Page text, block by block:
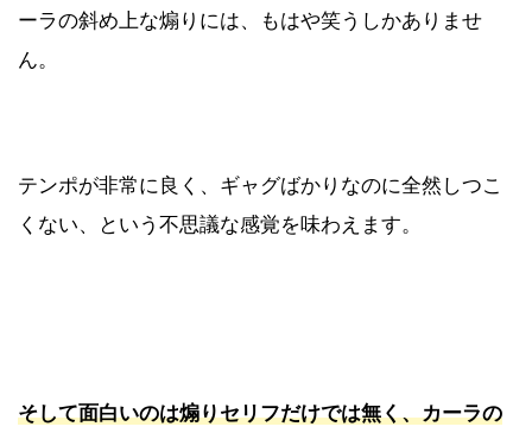
ーラの斜め上な煽りには、もはや笑うしかありませ
ん。
テンポが非常に良く、ギャグばかりなのに全然しつこ
くない、という不思議な感覚を味わえます。
そして面白いのは煽りセリフだけでは無く、カーラの